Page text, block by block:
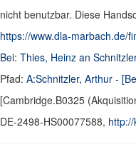
nicht benutzbar. Diese
https://www.dla-marbach.de/
Bei: Thies, Heinz an
Pfad: A:Schnitzler, Arthur -
[Cambridge.B0325
DE-2498-HS00077588,